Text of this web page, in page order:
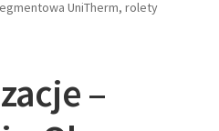
UniTherm, rolety
–